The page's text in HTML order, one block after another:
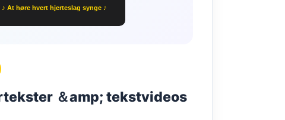
♪ At høre hvert hjerteslag synge ♪
＆amp; tekstvideos